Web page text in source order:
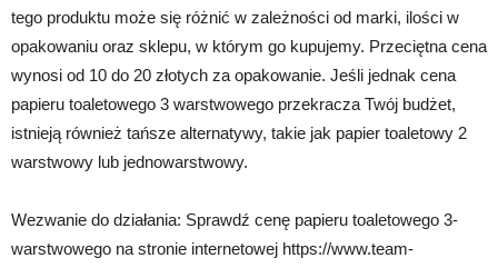
tego produktu może się różnić w zależności od marki, ilości w
opakowaniu oraz sklepu, w którym go kupujemy. Przeciętna cena
wynosi od 10 do 20 złotych za opakowanie. Jeśli jednak cena
papieru toaletowego 3 warstwowego przekracza Twój budżet,
istnieją również tańsze alternatywy, takie jak papier toaletowy 2
warstwowy lub jednowarstwowy.
Wezwanie do działania: Sprawdź cenę papieru toaletowego 3-
warstwowego na stronie internetowej https://www.team-